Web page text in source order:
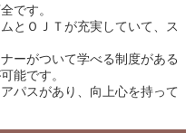
です。
とＯＪＴが充実していて、ス
ーがついて学べる制度がある
能です。
パスがあり、向上心を持って